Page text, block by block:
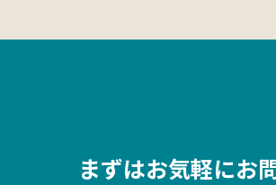
まずはお気軽にお